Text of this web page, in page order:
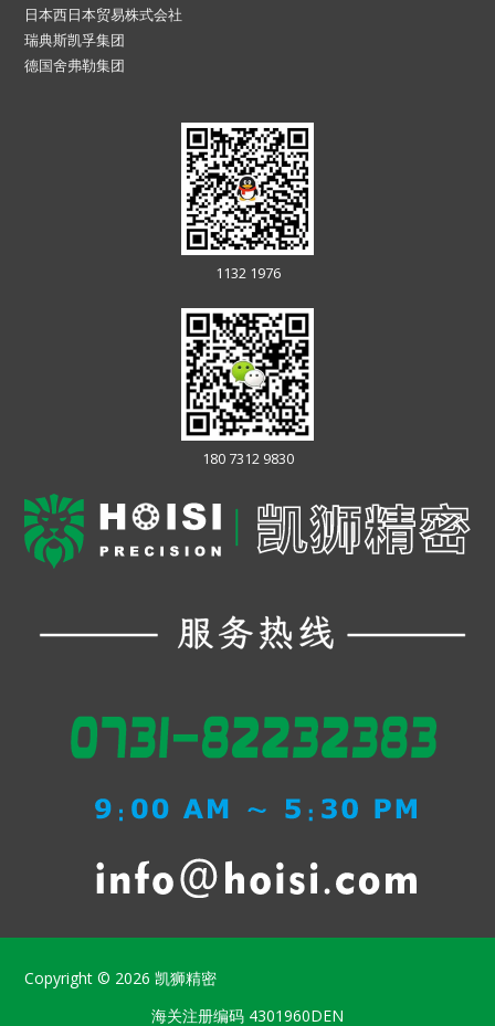
日本西日本贸易株式会社
瑞典斯凯孚集团
德国舍弗勒集团
1132 1976
180 7312 9830
Copyright © 2026凯狮精密
海关注册编码 4301960DEN